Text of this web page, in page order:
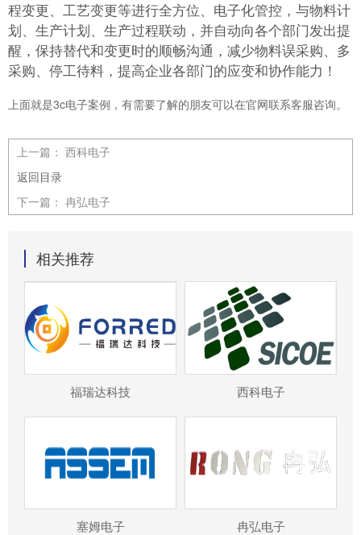
程变更、工艺变更等进行全方位、电子化管控，与物料计
划、生产计划、生产过程联动，并自动向各个部门发出提
醒，保持替代和变更时的顺畅沟通，减少物料误采购、多
采购、停工待料，提高企业各部门的应变和协作能力！
上面就是3c电子案例，有需要了解的朋友可以在官网联系客服咨询。
上一篇： 西科电子
返回目录
下一篇： 冉弘电子
相关推荐
福瑞达科技 西科电子
塞姆电子 冉弘电子